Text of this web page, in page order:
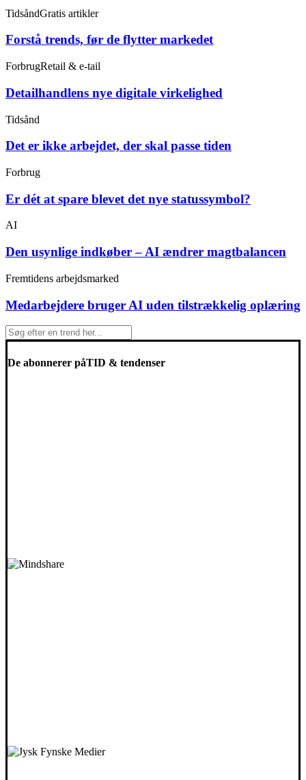
TidsåndGratis artikler
Forstå trends, før de flytter markedet
ForbrugRetail & e-tail
Detailhandlens nye digitale virkelighed
Tidsånd
Det er ikke arbejdet, der skal passe tiden
Forbrug
Er dét at spare blevet det nye statussymbol?
AI
Den usynlige indkøber – AI ændrer magtbalancen
Fremtidens arbejdsmarked
Medarbejdere bruger AI uden tilstrækkelig oplæring
De abonnerer påTID & tendenser